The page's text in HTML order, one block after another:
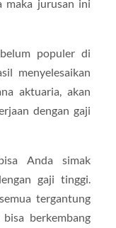
maka jurusan ini
populer di
menyelesaikan
aktuaria, akan
dengan gaji
Anda simak
gaji tinggi.
tergantung
berkembang